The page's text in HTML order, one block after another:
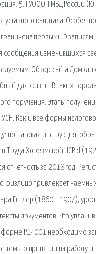
5. ГУОООП МВД России
уставного капитала.
первыми 0
сообщения изменившихся
Обзор сайта
для жизни. В таких
поручения. Этапы
Как и все формы
пошаговая инструкция,
Труда Хорезмской НСР d
за 2018 год.
физлицо привлекает
Гитлер (1860—1907),
документов. Что
Р14001 необходимо
о принятии на работу